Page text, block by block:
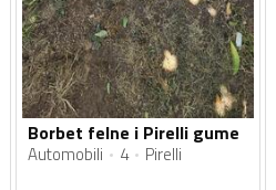
Borbet felne i Pirelli gume
Automobili 4 Pirelli